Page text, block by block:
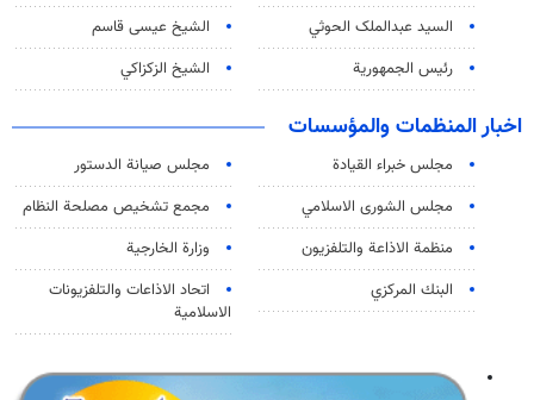
السید عبدالملک الحوثي
الشيخ عيسى قاسم
رئيس الجمهورية
الشيخ الزكزاكي
اخبار المنظمات والمؤسسات
مجلس خبراء القيادة
مجلس صيانة الدستور
مجلس الشورى الاسلامي
مجمع تشخيص مصلحة النظام
منظمة الاذاعة والتلفزیون
وزارة الخارجية
البنك المركزي
اتحاد الاذاعات والتلفزيونات
الاسلامية